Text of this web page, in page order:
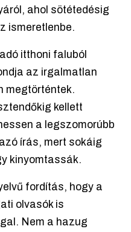
ahol sötétedésig
ismeretlenbe.
itthoni faluból
az irgalmatlan
megtörténtek.
kellett
a legszomorúbb
írás, mert sokáig
kinyomtassák.
fordítás, hogy a
olvasók is
Nem a hazug